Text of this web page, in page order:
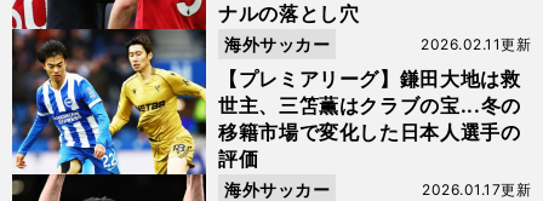
ナルの落とし穴
【プレミアリーグ】鎌田大地は救
世主、三笘薫はクラブの宝...冬の
移籍市場で変化した日本人選手の
評価
2026.02.11更新
海外サッカー
2026.01.17更新
海外サッカー